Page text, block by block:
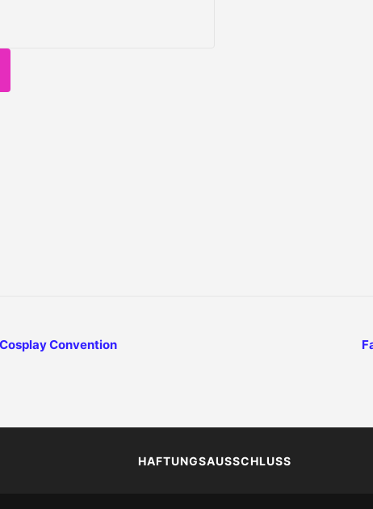
Convention
HAFTUNGSAUSSCHLUSS